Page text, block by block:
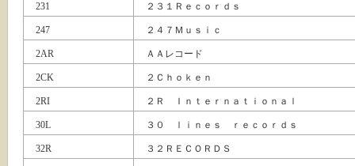
231 ２３１Ｒｅｃｏｒｄｓ
247 ２４７Ｍｕｓｉｃ
2AR ＡＡレコード
2CK ２Ｃｈｏｋｅｎ
2RI ２Ｒ Ｉｎｔｅｒｎａｔｉｏｎａｌ
30L ３０ ｌｉｎｅｓ ｒｅｃｏｒｄｓ
32R ３２ＲＥＣＯＲＤＳ